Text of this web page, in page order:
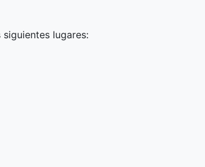
lugares: